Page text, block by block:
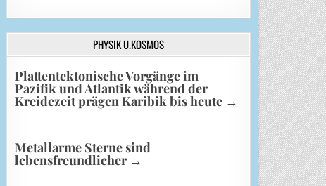
PHYSIK U.KOSMOS
Plattentektonische Vorgänge im
Pazifik und Atlantik während der
Kreidezeit prägen Karibik bis heute →
Metallarme Sterne sind
lebensfreundlicher →